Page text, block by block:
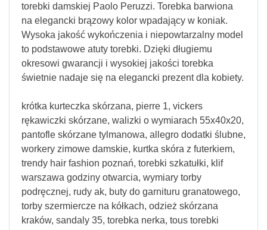
torebki damskiej Paolo Peruzzi. Torebka barwiona
na elegancki brązowy kolor wpadający w koniak.
Wysoka jakość wykończenia i niepowtarzalny model
to podstawowe atuty torebki. Dzięki długiemu
okresowi gwarancji i wysokiej jakości torebka
świetnie nadaje się na elegancki prezent dla kobiety.
krótka kurteczka skórzana, pierre 1, vickers
rękawiczki skórzane, walizki o wymiarach 55x40x20,
pantofle skórzane tylmanowa, allegro dodatki ślubne,
workery zimowe damskie, kurtka skóra z futerkiem,
trendy hair fashion poznań, torebki szkatułki, klif
warszawa godziny otwarcia, wymiary torby
podręcznej, rudy ak, buty do garnituru granatowego,
torby szermiercze na kółkach, odzież skórzana
kraków, sandaly 35, torebka nerka, tous torebki